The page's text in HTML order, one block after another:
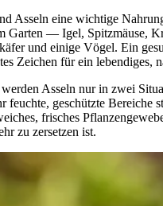
Asseln eine wichtige
Garten — Igel, Spitzmäuse,
und einige Vögel. Ein
Zeichen für ein lebendiges,
Asseln nur in zwei
feuchte, geschützte Bereiche
frisches
zu zersetzen ist.